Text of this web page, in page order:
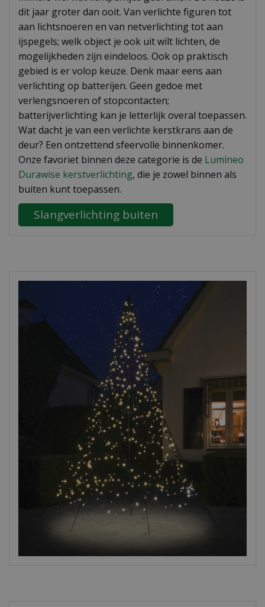
dit jaar groter dan ooit. Van verlichte figuren tot
aan lichtsnoeren en van netverlichting tot aan
ijspegels; welk object je ook uit wilt lichten, de
mogelijkheden zijn eindeloos. Ook op praktisch
gebied is er volop keuze. Denk maar eens aan
verlichting op batterijen. Geen gedoe met
verlengsnoeren of stopcontacten;
batterijverlichting kan je letterlijk overal toepassen.
Wat dacht je van een verlichte kerstkrans aan de
deur? Een ontzettend sfeervolle binnenkomer.
Onze favoriet binnen deze categorie is de Lumineo
Durawise kerstverlichting, die je zowel binnen als
buiten kunt toepassen.
Slangverlichting buiten